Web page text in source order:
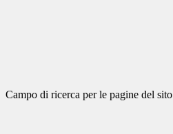
Campo di ricerca per le pagine del sito